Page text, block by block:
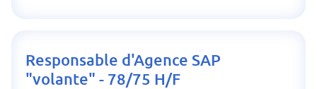
Responsable d'Agence SAP
"volante" - 78/75 H/F